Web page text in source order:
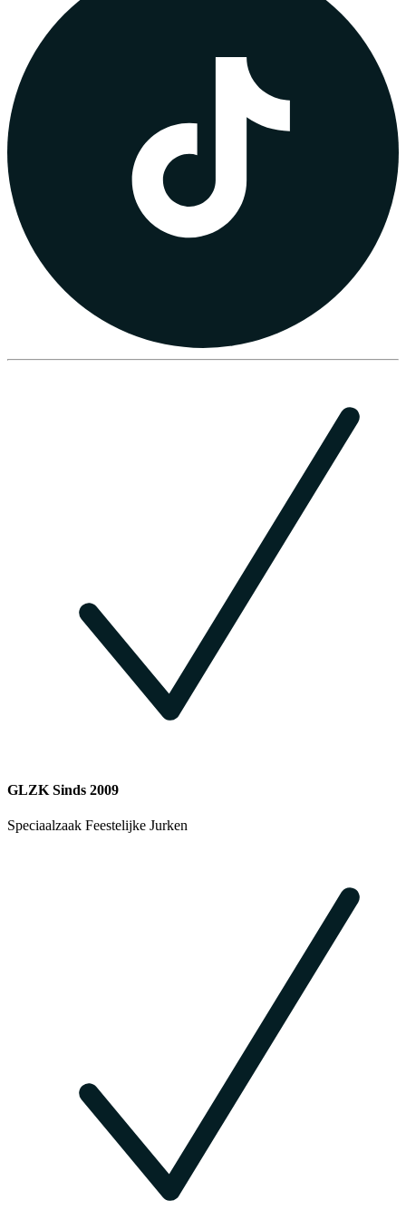
GLZK Sinds 2009
Speciaalzaak Feestelijke Jurken